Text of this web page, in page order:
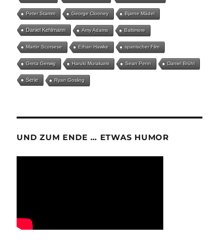
Peter Stamm George Clooney Bjarne Mädel
Daniel Kehlmann Amy Adams Baltimore
Martin Scorsese Ethan Hawke spanischer Film
Greta Gerwig Haruki Murakami Sean Penn Daniel Brühl
Serie Ryan Gosling
UND ZUM ENDE … ETWAS HUMOR